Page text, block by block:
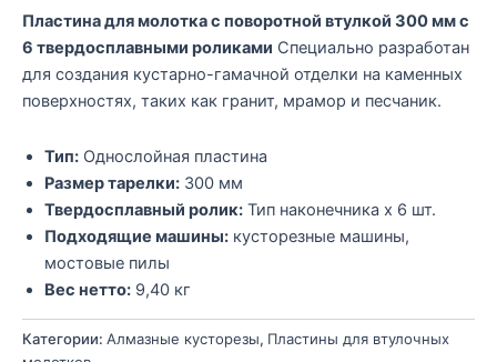
Пластина для молотка с поворотной втулкой 300 мм с
6 твердосплавными роликами Специально разработан
для создания кустарно-гамачной отделки на каменных
поверхностях, таких как гранит, мрамор и песчаник.
Тип: Однослойная пластина
Размер тарелки: 300 мм
Твердосплавный ролик: Тип наконечника x 6 шт.
Подходящие машины: кусторезные машины,
мостовые пилы
Вес нетто: 9,40 кг
Категории: Алмазные кусторезы, Пластины для втулочных